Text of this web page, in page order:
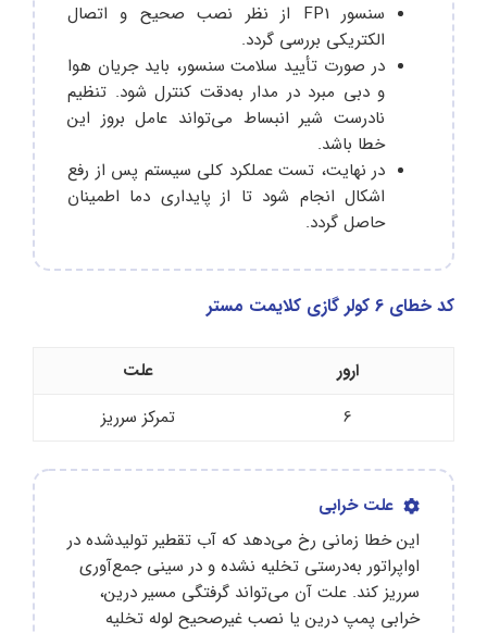
سنسور FP1 از نظر نصب صحیح و اتصال
الکتریکی بررسی گردد.
در صورت تأیید سلامت سنسور، باید جریان هوا
و دبی مبرد در مدار به‌دقت کنترل شود. تنظیم
نادرست شیر انبساط می‌تواند عامل بروز این
خطا باشد.
در نهایت، تست عملکرد کلی سیستم پس از رفع
اشکال انجام شود تا از پایداری دما اطمینان
حاصل گردد.
کد خطای 6 کولر گازی کلایمت مستر
ارور
علت
6
تمرکز سرریز
علت خرابی
این خطا زمانی رخ می‌دهد که آب تقطیر تولیدشده در
اواپراتور به‌درستی تخلیه نشده و در سینی جمع‌آوری
سرریز کند. علت آن می‌تواند گرفتگی مسیر درین،
خرابی پمپ درین یا نصب غیرصحیح لوله تخلیه